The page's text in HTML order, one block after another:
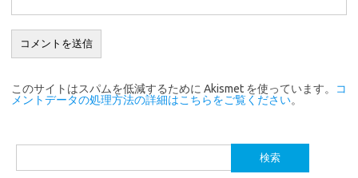
このサイトはスパムを低減するために Akismet を使っています。
コ
メントデータの処理方法の詳細はこちらをご覧ください。
索: